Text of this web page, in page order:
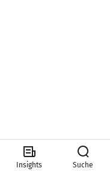
Insights Suche